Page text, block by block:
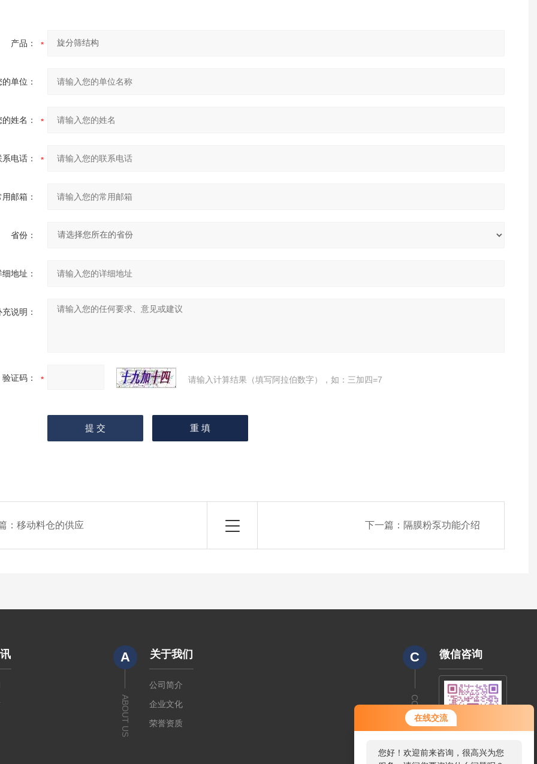
在线交流
您好！欢迎前来咨询，很高兴为您
产品：
的单位：
的姓名：
系电话：
用邮箱：
省份：
细地址：
充说明：
验证码： 请输入计算结果（填写阿拉伯数字），如：三加四=7
：移动料仓的供应 下一篇： 隔膜粉泵功能介绍
A
ABOUT US
关于我们
公司简介
企业文化
荣誉资质
C
CODE
微信咨询